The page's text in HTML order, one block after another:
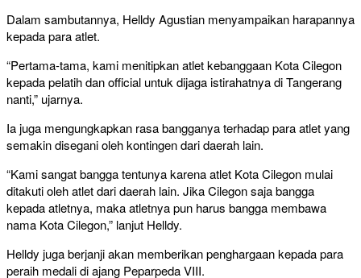
Dalam sambutannya, Helldy Agustian menyampaikan harapannya
kepada para atlet.
“Pertama-tama, kami menitipkan atlet kebanggaan Kota Cilegon
kepada pelatih dan official untuk dijaga istirahatnya di Tangerang
nanti,” ujarnya.
Ia juga mengungkapkan rasa bangganya terhadap para atlet yang
semakin disegani oleh kontingen dari daerah lain.
“Kami sangat bangga tentunya karena atlet Kota Cilegon mulai
ditakuti oleh atlet dari daerah lain. Jika Cilegon saja bangga
kepada atletnya, maka atletnya pun harus bangga membawa
nama Kota Cilegon,” lanjut Helldy.
Helldy juga berjanji akan memberikan penghargaan kepada para
peraih medali di ajang Peparpeda VIII.